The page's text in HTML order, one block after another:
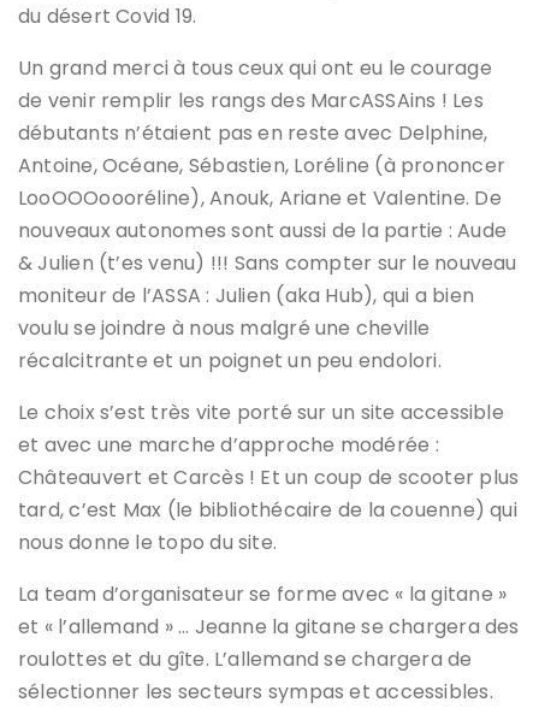
du désert Covid 19.
Un grand merci à tous ceux qui ont eu le courage
de venir remplir les rangs des MarcASSAins ! Les
débutants n’étaient pas en reste avec Delphine,
Antoine, Océane, Sébastien, Loréline (à prononcer
LooOOOoooréline), Anouk, Ariane et Valentine. De
nouveaux autonomes sont aussi de la partie : Aude
& Julien (t’es venu) !!! Sans compter sur le nouveau
moniteur de l’ASSA : Julien (aka Hub), qui a bien
voulu se joindre à nous malgré une cheville
récalcitrante et un poignet un peu endolori.
Le choix s’est très vite porté sur un site accessible
et avec une marche d’approche modérée :
Châteauvert et Carcès ! Et un coup de scooter plus
tard, c’est Max (le bibliothécaire de la couenne) qui
nous donne le topo du site.
La team d’organisateur se forme avec « la gitane »
et « l’allemand » … Jeanne la gitane se chargera des
roulottes et du gîte. L’allemand se chargera de
sélectionner les secteurs sympas et accessibles.